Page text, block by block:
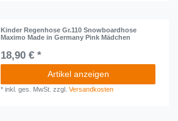
Kinder Regenhose Gr.110 Snowboardhose
Maximo Made in Germany Pink Mädchen
18,90 € *
Artikel anzeigen
*inkl. ges. MwSt. zzgl.Versandkosten